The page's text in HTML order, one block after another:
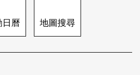
日曆 地圖搜尋